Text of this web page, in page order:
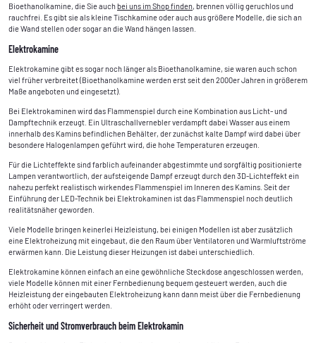
Bioethanolkamine, die Sie auchbei uns im Shop finden, brennen völlig geruchlos und
rauchfrei. Es gibt sie als kleine Tischkamine oder auch aus größere Modelle, die sich an
die Wand stellen oder sogar an die Wand hängen lassen.
Elektrokamine
Elektrokamine gibt es sogar noch länger als Bioethanolkamine, sie waren auch schon
viel früher verbreitet (Bioethanolkamine werden erst seit den 2000er Jahren in größerem
Maße angeboten und eingesetzt).
Bei Elektrokaminen wird das Flammenspiel durch eine Kombination aus Licht- und
Dampftechnik erzeugt. Ein Ultraschallvernebler verdampft dabei Wasser aus einem
innerhalb des Kamins befindlichen Behälter, der zunächst kalte Dampf wird dabei über
besondere Halogenlampen geführt wird, die hohe Temperaturen erzeugen.
Für die Lichteffekte sind farblich aufeinander abgestimmte und sorgfältig positionierte
Lampen verantwortlich, der aufsteigende Dampf erzeugt durch den 3D-Lichteffekt ein
nahezu perfekt realistisch wirkendes Flammenspiel im Inneren des Kamins. Seit der
Einführung der LED-Technik bei Elektrokaminen ist das Flammenspiel noch deutlich
realitätsnäher geworden.
Viele Modelle bringen keinerlei Heizleistung, bei einigen Modellen ist aber zusätzlich
eine Elektroheizung mit eingebaut, die den Raum über Ventilatoren und Warmluftströme
erwärmen kann. Die Leistung dieser Heizungen ist dabei unterschiedlich.
Elektrokamine können einfach an eine gewöhnliche Steckdose angeschlossen werden,
viele Modelle können mit einer Fernbedienung bequem gesteuert werden, auch die
Heizleistung der eingebauten Elektroheizung kann dann meist über die Fernbedienung
erhöht oder verringert werden.
Sicherheit und Stromverbrauch beim Elektrokamin